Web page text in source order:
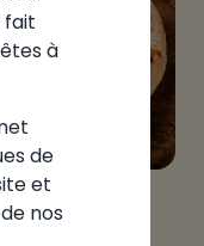
fait
à
de
et
nos